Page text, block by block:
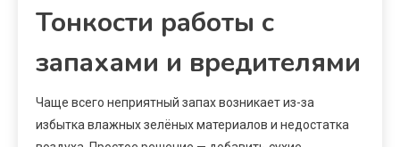
Тонкости работы с
запахами и вредителями
Чаще всего неприятный запах возникает из-за
избытка влажных зелёных материалов и недостатка